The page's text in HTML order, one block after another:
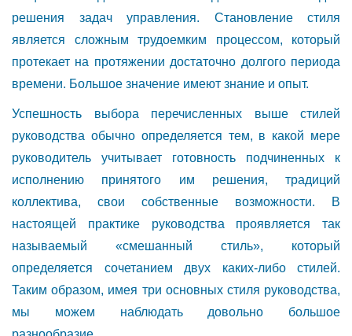
решения задач управления. Становление стиля
является сложным трудоемким процессом, который
протекает на протяжении достаточно долгого периода
времени. Большое значение имеют знание и опыт.
Успешность выбора перечисленных выше стилей
руководства обычно определяется тем, в какой мере
руководитель учитывает готовность подчиненных к
исполнению принятого им решения, традиций
коллектива, свои собственные возможности. В
настоящей практике руководства проявляется так
называемый «смешанный стиль», который
определяется сочетанием двух каких-либо стилей.
Таким образом, имея три основных стиля руководства,
мы можем наблюдать довольно большое